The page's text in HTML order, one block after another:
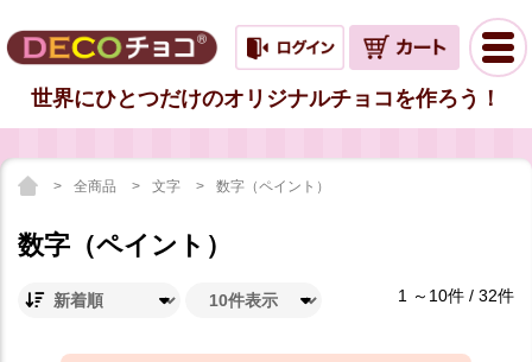
世界にひとつだけのオリジナルチョコを作ろう！
全商品 文字 数字（ペイント）
数字（ペイント）
1 ～10件 / 32件